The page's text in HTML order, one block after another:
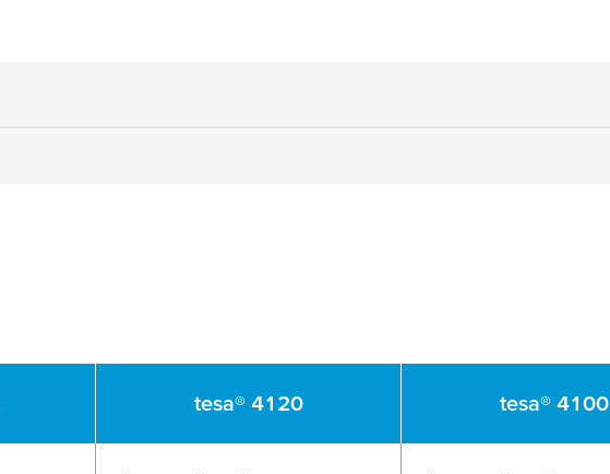
tesa® 4120 tesa® 4100